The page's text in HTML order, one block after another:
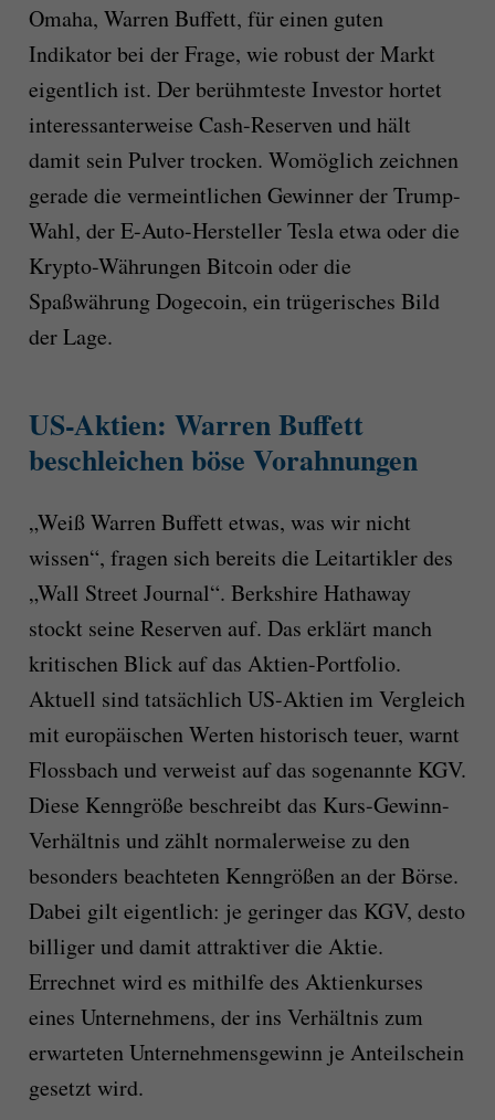
Omaha, Warren Buffett, für einen guten
Indikator bei der Frage, wie robust der Markt
eigentlich ist. Der berühmteste Investor hortet
interessanterweise Cash-Reserven und hält
damit sein Pulver trocken. Womöglich zeichnen
gerade die vermeintlichen Gewinner der Trump-
Wahl, der E-Auto-Hersteller Tesla etwa oder die
Krypto-Währungen Bitcoin oder die
Spaßwährung Dogecoin, ein trügerisches Bild
der Lage.
US-Aktien: Warren Buffett
beschleichen böse Vorahnungen
„Weiß Warren Buffett etwas, was wir nicht
wissen“, fragen sich bereits die Leitartikler des
„Wall Street Journal“. Berkshire Hathaway
stockt seine Reserven auf. Das erklärt manch
kritischen Blick auf das Aktien-Portfolio.
Aktuell sind tatsächlich US-Aktien im Vergleich
mit europäischen Werten historisch teuer, warnt
Flossbach und verweist auf das sogenannte KGV.
Diese Kenngröße beschreibt das Kurs-Gewinn-
Verhältnis und zählt normalerweise zu den
besonders beachteten Kenngrößen an der Börse.
Dabei gilt eigentlich: je geringer das KGV, desto
billiger und damit attraktiver die Aktie.
Errechnet wird es mithilfe des Aktienkurses
eines Unternehmens, der ins Verhältnis zum
erwarteten Unternehmensgewinn je Anteilschein
gesetzt wird.